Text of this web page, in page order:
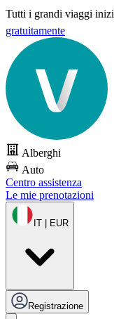
Tutti i grandi viaggi
gratuitamente
Alberghi
Auto
Centro assistenza
Le mie prenotazioni
IT | EUR
Registrazione